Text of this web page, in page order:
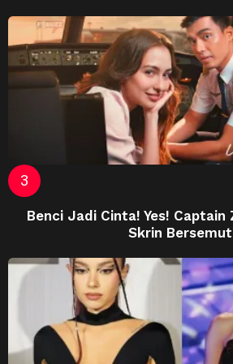
Benci Jadi Cinta! Yes! Captain
Skrin